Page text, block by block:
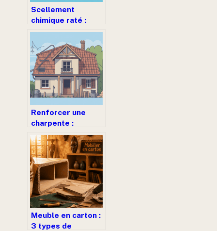
Scellement
chimique raté :
comprendre,
diagnostiquer et
réparer sans tout
casser
Renforcer une
charpente :
méthodes fiables,
coûts et
précautions à
connaître
Meuble en carton :
3 types de